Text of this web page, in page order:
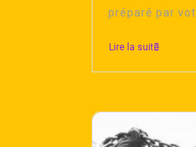
préparé par
Lire la suite